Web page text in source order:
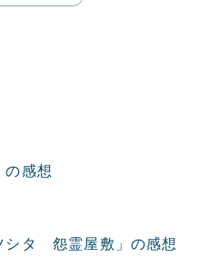
の感想
シタ 怨霊屋敷」の感想